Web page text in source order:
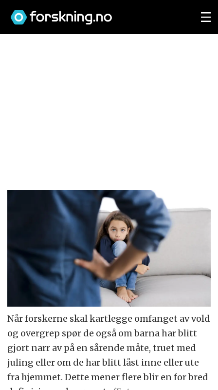
Når forskerne skal kartlegge omfanget av vold
og overgrep spør de også om barna har blitt
gjort narr av på en sårende måte, truet med
juling eller om de har blitt låst inne eller ute
fra hjemmet. Dette mener flere blir en for bred